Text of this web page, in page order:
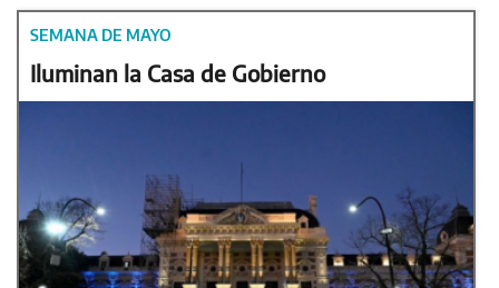
SEMANA DE MAYO
Iluminan la Casa de Gobierno